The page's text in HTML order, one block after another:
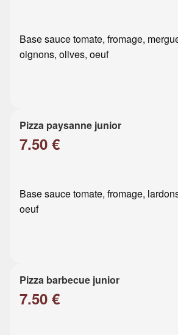
Base sauce tomate, fromage,
oignons, olives, oeuf
Pizza paysanne junior
7.50 €
Base sauce tomate, fromage,
oeuf
Pizza barbecue junior
7.50 €